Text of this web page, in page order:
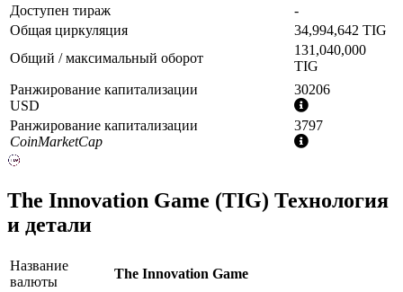
Доступен тираж
-
Общая циркуляция
34,994,642 TIG
Общий / максимальный оборот
131,040,000
TIG
Ранжирование капитализации
USD
30206
информация
Ранжирование капитализации
CoinMarketCap
3797
The Innovation Game (TIG) Технология
и детали
Название
валюты
The Innovation Game